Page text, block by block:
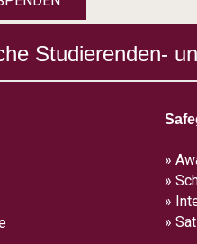
Studierenden-
»
»
»
»